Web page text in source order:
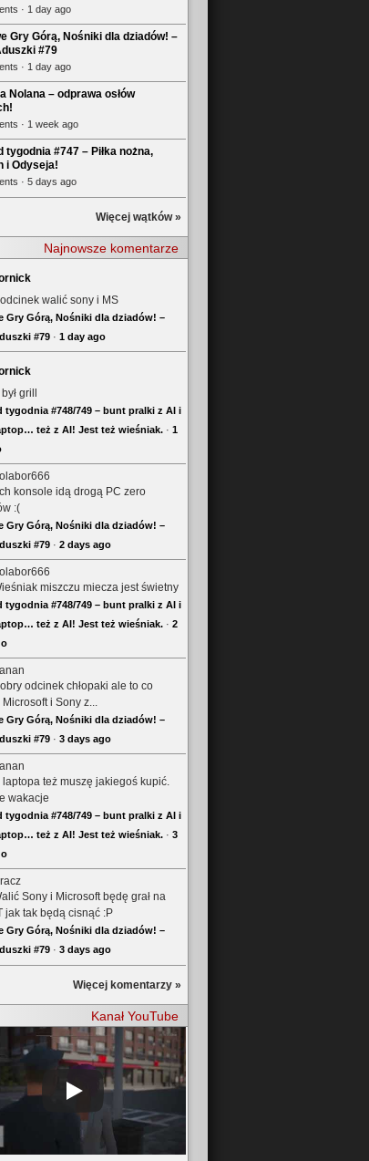
· 1 day ago
Gry Górą, Nośniki dla dziadów! –
#79
· 1 day ago
Nolana – odprawa osłów
· 1 week ago
tygodnia #747 – Piłka nożna,
i Odyseja!
· 5 days ago
Więcej wątków »
Najnowsze komentarze
walić sony i MS
Gry Górą, Nośniki dla dziadów! –
#79 · 1 day ago
grill
tygodnia #748/749 – bunt pralki z AI i
też z AI! Jest też wieśniak. · 1
konsole idą drogą PC zero
:(
Gry Górą, Nośniki dla dziadów! –
#79 · 2 days ago
miszczu miecza jest świetny
tygodnia #748/749 – bunt pralki z AI i
też z AI! Jest też wieśniak. · 2
odcinek chłopaki ale to co
i Sony z...
Gry Górą, Nośniki dla dziadów! –
#79 · 3 days ago
laptopa też muszę jakiegoś kupić.
wakacje
tygodnia #748/749 – bunt pralki z AI i
też z AI! Jest też wieśniak. · 3
Sony i Microsoft będę grał na
jak tak będą cisnąć :P
Gry Górą, Nośniki dla dziadów! –
#79 · 3 days ago
Więcej komentarzy »
Kanał YouTube